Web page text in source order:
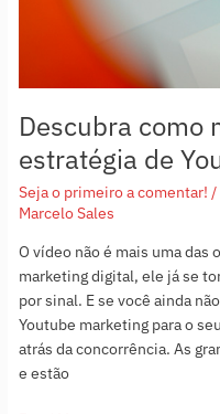
Descubra como
estratégia de
Seja o primeiro a comentar! /
Marcelo Sales
O vídeo não é mais uma
marketing digital, ele já se
por sinal. E se você ainda
Youtube marketing para o
atrás da concorrência. As
e estão